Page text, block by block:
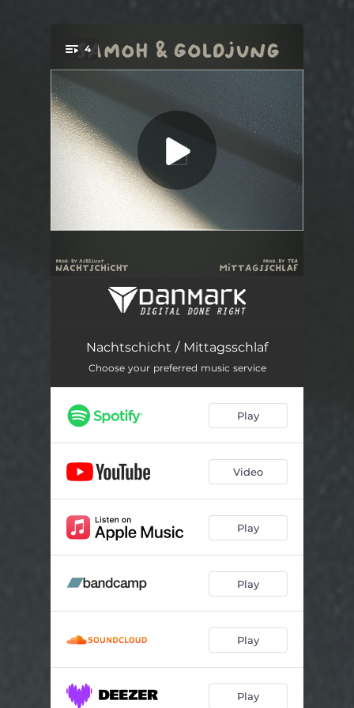
4
Nachtschicht
Nachtschicht (Instrumental) 02:36
Mittagsschlaf (Instrumental) 02:59
Nachtschicht / Mittagsschlaf
Choose your preferred music service
Play
Video
Play
Play
Play
Play